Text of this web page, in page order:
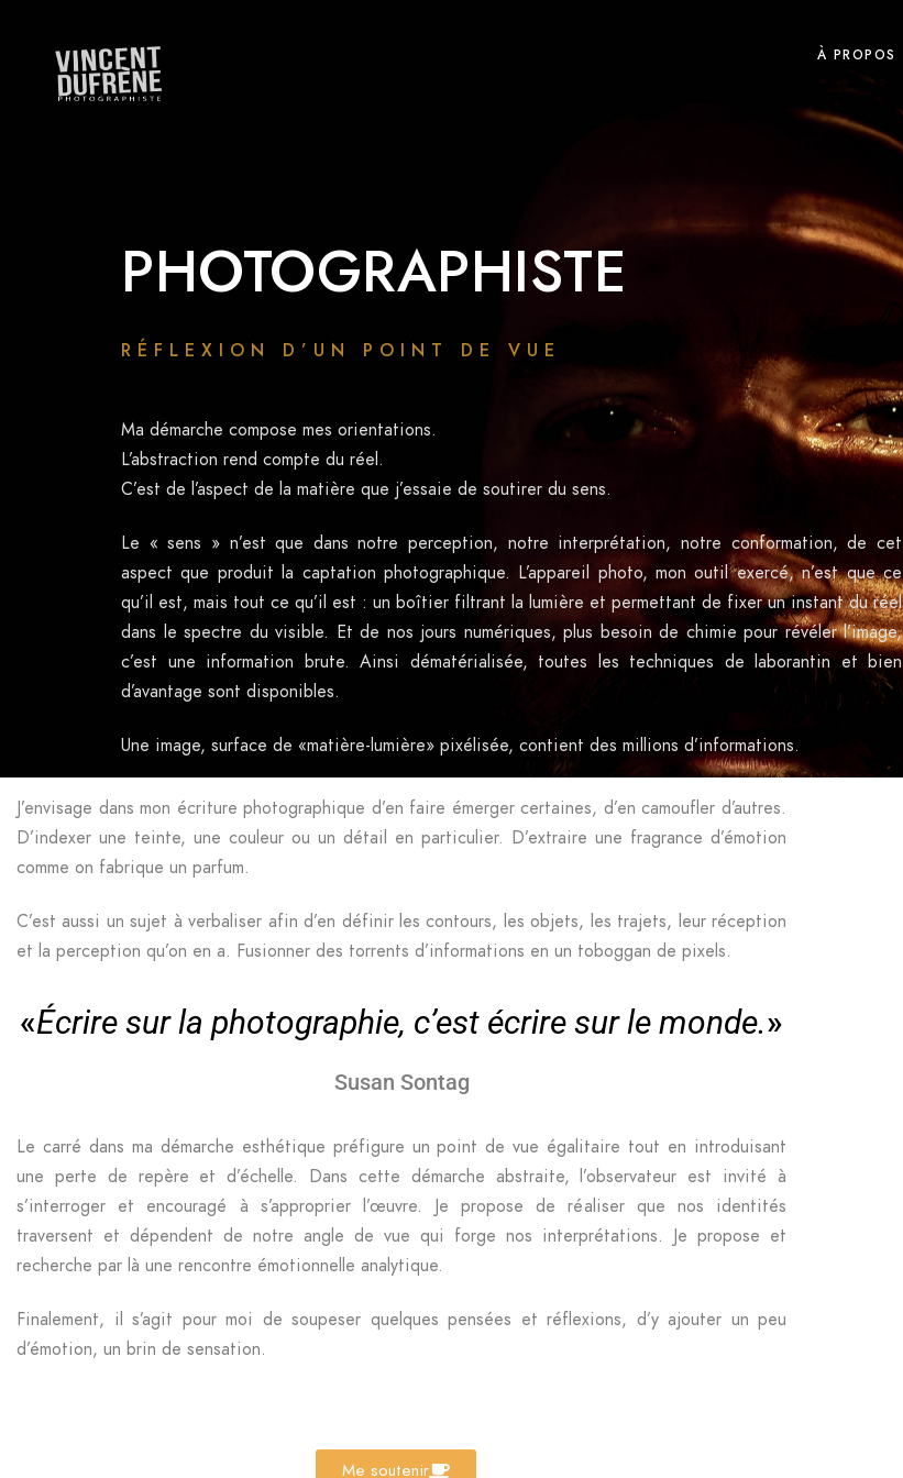
À PROPOS
PHOTOGRAPHISTE
RÉFLEXION D’UN POINT DE VUE
Ma démarche compose mes orientations.
L’abstraction rend compte du réel.
C’est de l’aspect de la matière que j’essaie de soutirer du sens.
Le « sens » n’est que dans notre perception, notre interprétation, notre conformation, de cet
aspect que produit la captation photographique. L’appareil photo, mon outil exercé, n’est que ce
qu’il est, mais tout ce qu’il est : un boîtier filtrant la lumière et permettant de fixer un instant du réel
dans le spectre du visible. Et de nos jours numériques, plus besoin de chimie pour révéler l’image,
c’est une information brute. Ainsi dématérialisée, toutes les techniques de laborantin et bien
d’avantage sont disponibles.
Une image, surface de «matière-lumière» pixélisée, contient des millions d’informations.
J’envisage dans mon écriture photographique d’en faire émerger certaines, d’en camoufler d’autres.
D’indexer une teinte, une couleur ou un détail en particulier. D’extraire une fragrance d’émotion
comme on fabrique un parfum.
C’est aussi un sujet à verbaliser afin d’en définir les contours, les objets, les trajets, leur réception
et la perception qu’on en a. Fusionner des torrents d’informations en un toboggan de pixels.
«Écrire sur la photographie, c’est écrire sur le monde.»
Susan Sontag
Le carré dans ma démarche esthétique préfigure un point de vue égalitaire tout en introduisant
une perte de repère et d’échelle. Dans cette démarche abstraite, l’observateur est invité à
s’interroger et encouragé à s’approprier l’œuvre. Je propose de réaliser que nos identités
traversent et dépendent de notre angle de vue qui forge nos interprétations. Je propose et
recherche par là une rencontre émotionnelle analytique.
Finalement, il s’agit pour moi de soupeser quelques pensées et réflexions, d’y ajouter un peu
d’émotion, un brin de sensation.
Me soutenir